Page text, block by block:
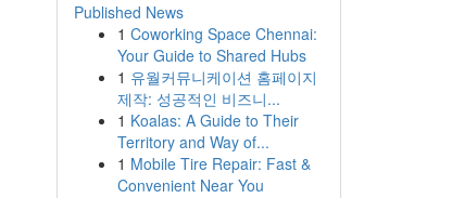
Published News
1 Coworking Space Chennai:
Your Guide to Shared Hubs
1 유월커뮤니케이션 홈페이지
제작: 성공적인 비즈니...
1 Koalas: A Guide to Their
Territory and Way of...
1 Mobile Tire Repair: Fast &
Convenient Near You